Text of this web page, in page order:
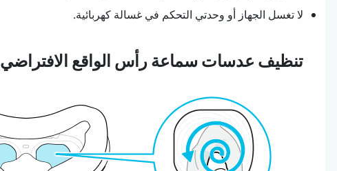
لا تغسل الجهاز أو وحدتي التحكم في غسالة كهربائية.
تنظيف عدسات سماعة رأس الواقع الافتراضي